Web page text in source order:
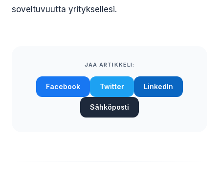
soveltuvuutta yrityksellesi.
JAA ARTIKKELI:
Facebook Twitter LinkedIn
Sähköposti